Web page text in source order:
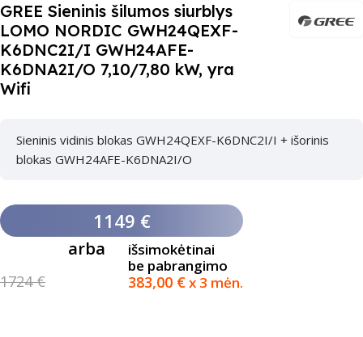
GREE Sieninis šilumos siurblys
LOMO NORDIC GWH24QEXF-
K6DNC2I/I GWH24AFE-
K6DNA2I/O 7,10/7,80 kW, yra
Wifi
Sieninis vidinis blokas GWH24QEXF-K6DNC2I/I + išorinis
blokas GWH24AFE-K6DNA2I/O
1149 €
1724 €
arba
išsimokėtinai
be pabrangimo
383,00 €x 3 mėn.